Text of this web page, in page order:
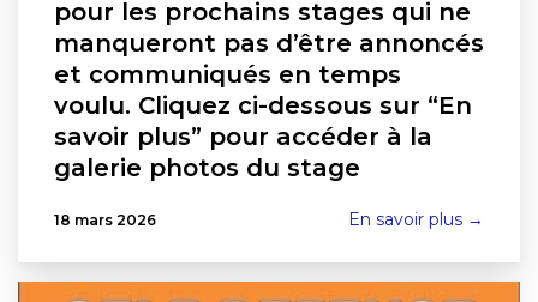
pour les prochains stages qui ne
manqueront pas d’être annoncés
et communiqués en temps
voulu. Cliquez ci-dessous sur “En
savoir plus” pour accéder à la
galerie photos du stage
18 mars 2026 En savoir plus →